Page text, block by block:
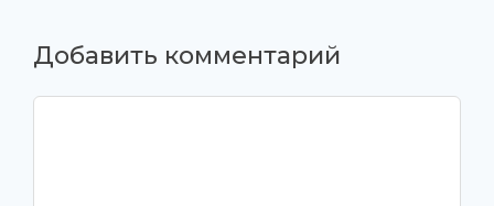
Добавить комментарий